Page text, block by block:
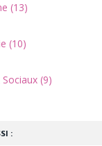
:
(13)
(10)
(9)